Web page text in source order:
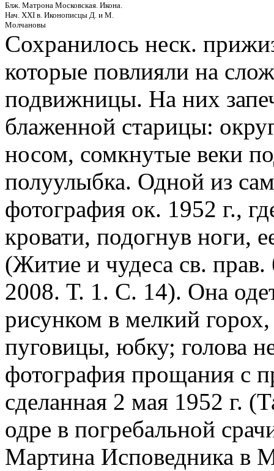
Блж. Матрона Московская. Икона.
Нач. XXI в. Иконописцы Д. и М.
Молчановы
Сохранилось неск.
которые повлияли на
подвижницы. На них
блаженной старицы:
носом, сомкнутые веки
полуулыбка. Одной из
фотография ок. 1952 г.,
кровати, подогнув ноги,
(Житие и чудеса св.
2008. Т. 1. С. 14). Она
рисунком в мелкий
пуговицы, юбку; голова
фотография прощания с
сделанная 2 мая 1952 г.
одре в погребальной
Мартина Исповедника в